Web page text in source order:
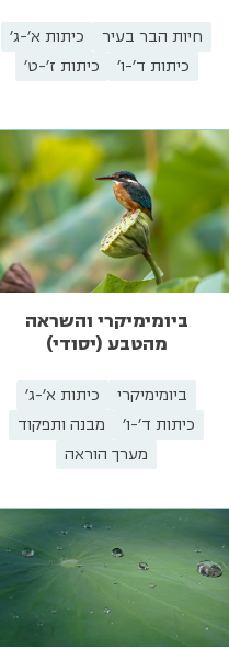
חיות הבר בעיר
כיתות א'-ג'
כיתות ד'-ו'
כיתות ז'-ט'
ביומימיקרי והשראה
מהטבע (יסודי)
ביומימיקרי
כיתות א'-ג'
כיתות ד'-ו'
מבנה ותפקוד
מערך הוראה